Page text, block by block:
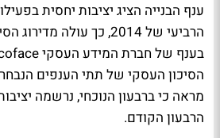
ענף הבנייה הציג יציבות יחסית
הרביעי של 2014, כך עולה
הסיכון העסקי של תתי הענפים
מראה כי ברבעון הנוכחי, נרשמה
הרבעון הקודם.